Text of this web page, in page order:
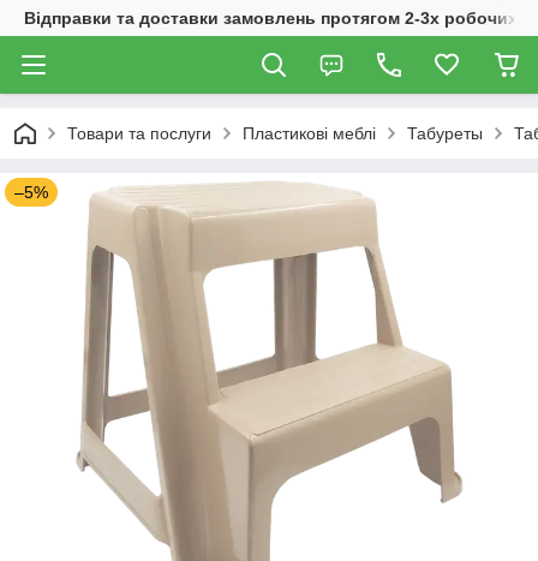
Відправки та доставки замовлень протягом 2-3х робочих
Товари та послуги Пластикові меблі Табуреты
–5%